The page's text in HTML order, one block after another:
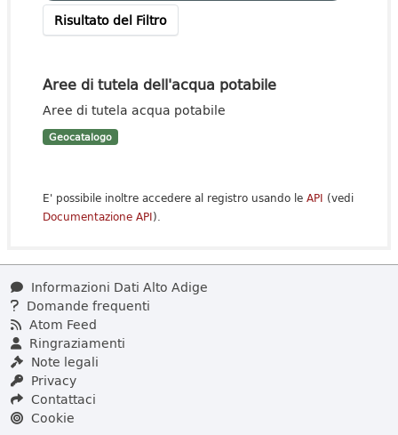
Risultato del Filtro
Aree di tutela dell'acqua potabile
Aree di tutela acqua potabile
Geocatalogo
E' possibile inoltre accedere al registro usando le API (vedi
Documentazione API).
Informazioni Dati Alto Adige
Domande frequenti
Atom Feed
Ringraziamenti
Note legali
Privacy
Contattaci
Cookie